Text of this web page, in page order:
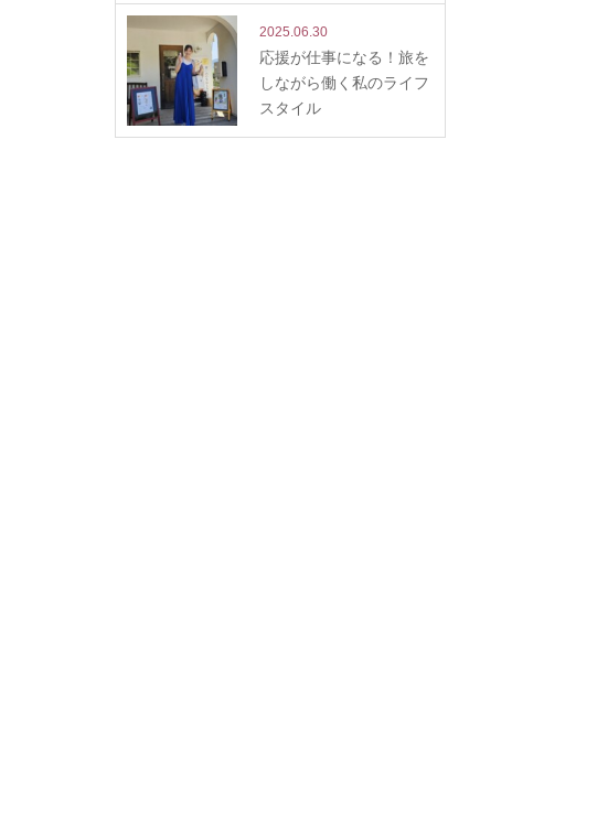
2025.06.30
応援が仕事になる！旅を
しながら働く私のライフ
スタイル